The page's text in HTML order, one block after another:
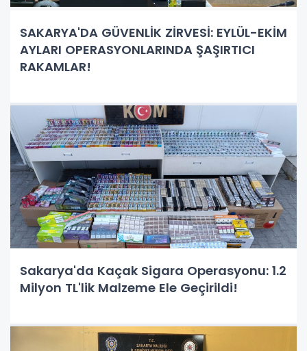
SAKARYA'DA GÜVENLİK ZİRVESİ: EYLÜL-EKİM
AYLARI OPERASYONLARINDA ŞAŞIRTICI
RAKAMLAR!
Sakarya'da Kaçak Sigara Operasyonu: 1.2
Milyon TL'lik Malzeme Ele Geçirildi!